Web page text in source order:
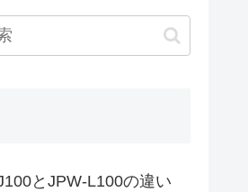
とJPW-L100の違い